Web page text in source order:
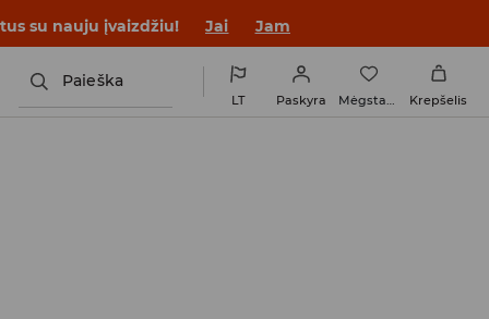
su nauju įvaizdžiu! Jai Jam
Paieška
LT Paskyra Mėgstamiausi Krepšelis